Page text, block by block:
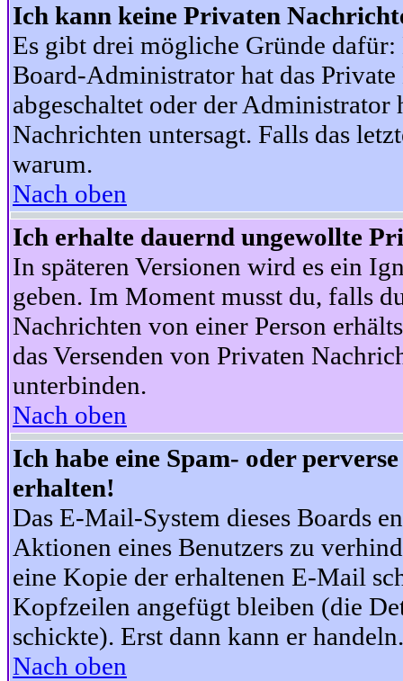
Ich kann keine Privaten
Es gibt drei mögliche Gründe
Board-Administrator hat das
abgeschaltet oder der
Nachrichten untersagt. Falls das
warum.
Nach oben
Ich erhalte dauernd ungewollte
In späteren Versionen wird es ein
geben. Im Moment musst du, falls
Nachrichten von einer Person
das Versenden von Privaten
unterbinden.
Nach oben
Ich habe eine Spam- oder
erhalten!
Das E-Mail-System dieses Boards
Aktionen eines Benutzers zu
eine Kopie der erhaltenen E-Mail
Kopfzeilen angefügt bleiben (die
schickte). Erst dann kann er handeln.
Nach oben